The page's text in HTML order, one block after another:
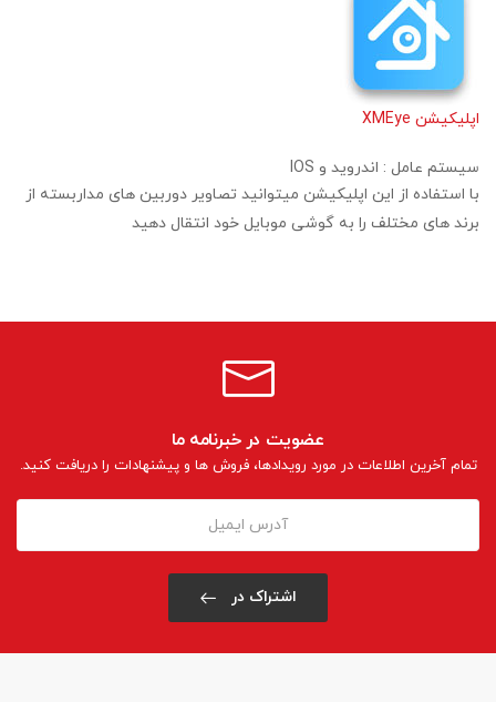
اپلیکیشن XMEye
سیستم عامل : اندروید و IOS
با استفاده از این اپلیکیشن میتوانید تصاویر دوربین های مداربسته از
برند های مختلف را به گوشی موبایل خود انتقال دهید
عضویت در خبرنامه ما
تمام آخرین اطلاعات در مورد رویدادها، فروش ها و پیشنهادات را دریافت کنید.
اشتراک در